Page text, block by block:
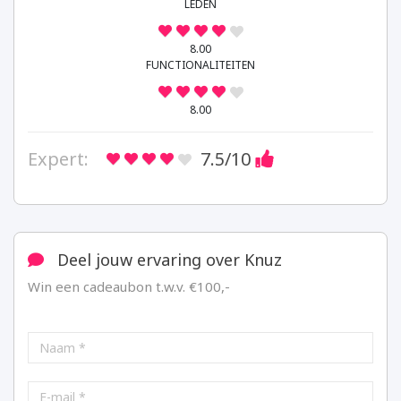
LEDEN
8.00
FUNCTIONALITEITEN
8.00
Expert: 7.5/10
Deel jouw ervaring over Knuz
Win een cadeaubon t.w.v. €100,-